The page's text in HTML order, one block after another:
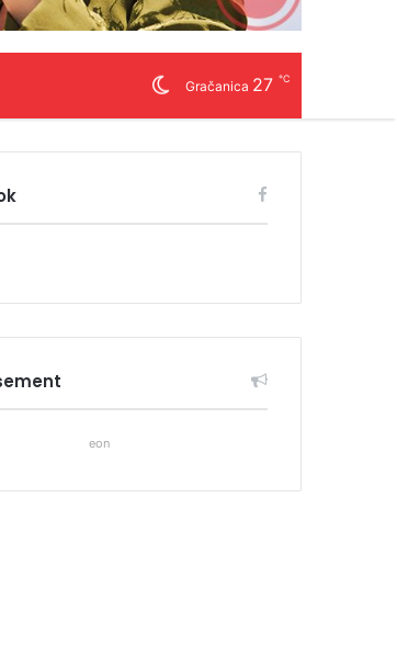
Gračanica 27 ℃
eon